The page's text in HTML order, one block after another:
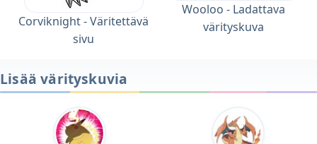
Corviknight - Väritettävä
sivu
Wooloo - Ladattava
värityskuva
Lisää värityskuvia